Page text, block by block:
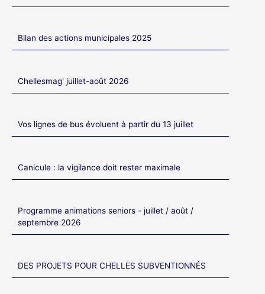
Bilan des actions municipales 2025
Chellesmag' juillet-août 2026
Vos lignes de bus évoluent à partir du 13 juillet
Canicule : la vigilance doit rester maximale
Programme animations seniors - juillet / août /
septembre 2026
DES PROJETS POUR CHELLES SUBVENTIONNÉS